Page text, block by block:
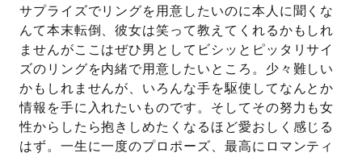
サプライズでリングを用意したいのに本人に聞くな
んて本末転倒、彼女は笑って教えてくれるかもしれ
ませんがここはぜひ男としてビシッとピッタリサイ
ズのリングを内緒で用意したいところ。少々難しい
かもしれませんが、いろんな手を駆使してなんとか
情報を手に入れたいものです。そしてその努力も女
性からしたら抱きしめたくなるほど愛おしく感じる
はず。一生に一度のプロポーズ、最高にロマンティ